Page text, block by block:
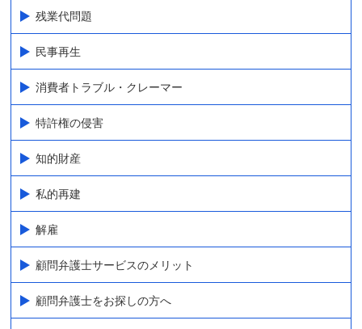
残業代問題
民事再生
消費者トラブル・クレーマー
特許権の侵害
知的財産
私的再建
解雇
顧問弁護士サービスのメリット
顧問弁護士をお探しの方へ